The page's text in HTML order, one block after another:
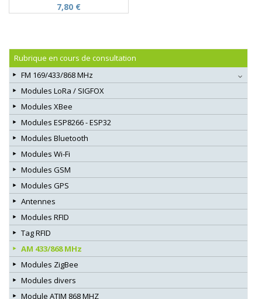
7,80 €
Rubrique en cours de consultation
FM 169/433/868 MHz
Modules LoRa / SIGFOX
Modules XBee
Modules ESP8266 - ESP32
Modules Bluetooth
Modules Wi-Fi
Modules GSM
Modules GPS
Antennes
Modules RFID
Tag RFID
AM 433/868 MHz
Modules ZigBee
Modules divers
Module ATIM 868 MHZ